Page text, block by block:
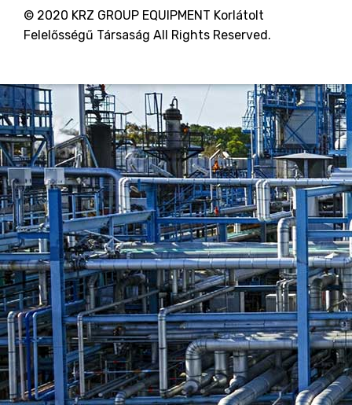
© 2020 KRZ GROUP EQUIPMENT Korlátolt
Felelősségű Társaság All Rights Reserved.